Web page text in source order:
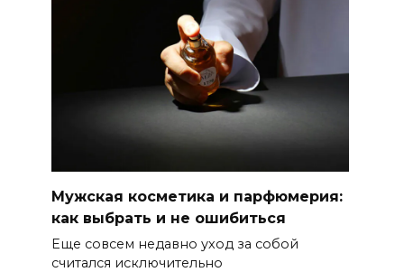
Мужская косметика и парфюмерия:
как выбрать и не ошибиться
Еще совсем недавно уход за собой
считался исключительно